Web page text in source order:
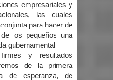
empresariales y
las cuales
para hacer de
los pequeños una
gubernamental.
y resultados
de la primera
de esperanza, de